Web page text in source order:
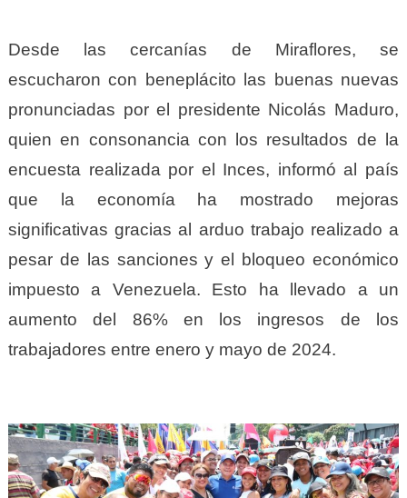
Desde las cercanías de Miraflores, se
escucharon con beneplácito las buenas nuevas
pronunciadas por el presidente Nicolás Maduro,
quien en consonancia con los resultados de la
encuesta realizada por el Inces, informó al país
que la economía ha mostrado mejoras
significativas gracias al arduo trabajo realizado a
pesar de las sanciones y el bloqueo económico
impuesto a Venezuela. Esto ha llevado a un
aumento del 86% en los ingresos de los
trabajadores entre enero y mayo de 2024.